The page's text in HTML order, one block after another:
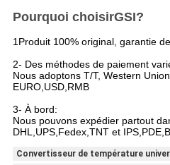
Pourquoi choisirGSI?
1Produit 100% original, garantie
2- Des méthodes de paiement
Nous adoptons T/T, Western
EURO,USD,RMB
3- À bord:
Nous pouvons expédier partout
DHL,UPS,Fedex,TNT et
Convertisseur de température